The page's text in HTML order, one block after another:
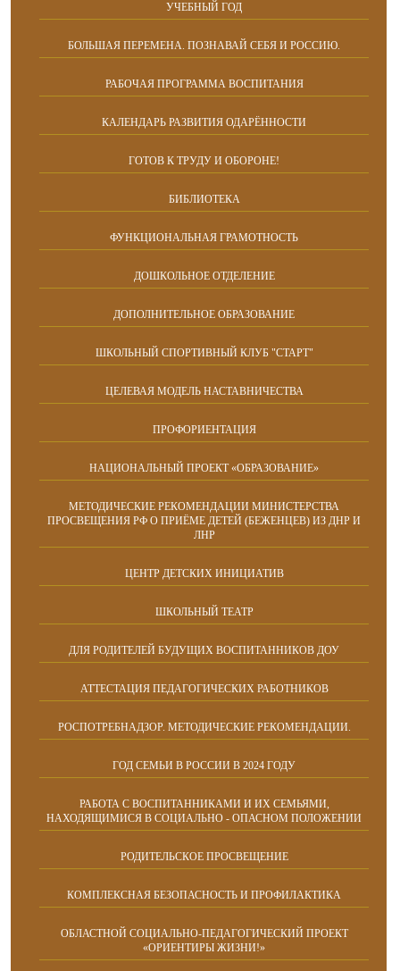
УЧЕБНЫЙ ГОД
БОЛЬШАЯ ПЕРЕМЕНА. ПОЗНАВАЙ СЕБЯ И РОССИЮ.
РАБОЧАЯ ПРОГРАММА ВОСПИТАНИЯ
КАЛЕНДАРЬ РАЗВИТИЯ ОДАРЁННОСТИ
ГОТОВ К ТРУДУ И ОБОРОНЕ!
БИБЛИОТЕКА
ФУНКЦИОНАЛЬНАЯ ГРАМОТНОСТЬ
ДОШКОЛЬНОЕ ОТДЕЛЕНИЕ
ДОПОЛНИТЕЛЬНОЕ ОБРАЗОВАНИЕ
ШКОЛЬНЫЙ СПОРТИВНЫЙ КЛУБ "СТАРТ"
ЦЕЛЕВАЯ МОДЕЛЬ НАСТАВНИЧЕСТВА
ПРОФОРИЕНТАЦИЯ
НАЦИОНАЛЬНЫЙ ПРОЕКТ «ОБРАЗОВАНИЕ»
МЕТОДИЧЕСКИЕ РЕКОМЕНДАЦИИ МИНИСТЕРСТВА
ПРОСВЕЩЕНИЯ РФ О ПРИЁМЕ ДЕТЕЙ (БЕЖЕНЦЕВ) ИЗ ДНР И
ЛНР
ЦЕНТР ДЕТСКИХ ИНИЦИАТИВ
ШКОЛЬНЫЙ ТЕАТР
ДЛЯ РОДИТЕЛЕЙ БУДУЩИХ ВОСПИТАННИКОВ ДОУ
АТТЕСТАЦИЯ ПЕДАГОГИЧЕСКИХ РАБОТНИКОВ
РОСПОТРЕБНАДЗОР. МЕТОДИЧЕСКИЕ РЕКОМЕНДАЦИИ.
ГОД СЕМЬИ В РОССИИ В 2024 ГОДУ
РАБОТА С ВОСПИТАННИКАМИ И ИХ СЕМЬЯМИ,
НАХОДЯЩИМИСЯ В СОЦИАЛЬНО - ОПАСНОМ ПОЛОЖЕНИИ
РОДИТЕЛЬСКОЕ ПРОСВЕЩЕНИЕ
КОМПЛЕКСНАЯ БЕЗОПАСНОСТЬ И ПРОФИЛАКТИКА
ОБЛАСТНОЙ СОЦИАЛЬНО-ПЕДАГОГИЧЕСКИЙ ПРОЕКТ
«ОРИЕНТИРЫ ЖИЗНИ!»